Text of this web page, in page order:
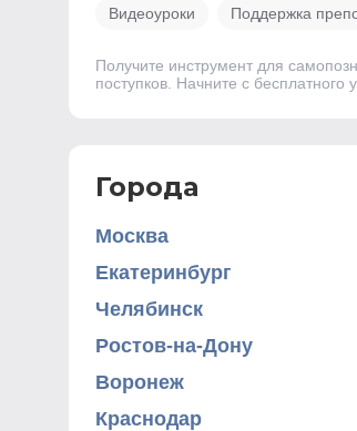
Видеоуроки Поддержка
Получите инструмент для
поступков. Начните с бесплатного
Города
Москва
Екатеринбург
Челябинск
Ростов-на-Дону
Воронеж
Краснодар